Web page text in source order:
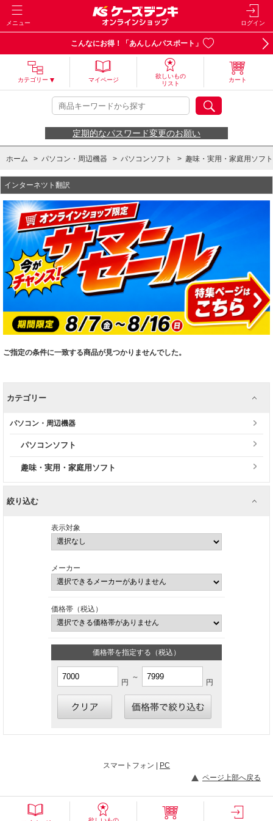
メニュー ログイン
こんなにお得！「あんしんパスポート」
カテゴリー マイページ
欲しいもの
リスト
カート
定期的なパスワード変更のお願い
ホーム > パソコン・周辺機器 > パソコンソフト > 趣味・実用・家庭用ソフト
インターネツト翻訳
ご指定の条件に一致する商品が見つかりませんでした。
カテゴリー
パソコン・周辺機器
パソコンソフト
趣味・実用・家庭用ソフト
絞り込む
表示対象
メーカー
価格帯（税込）
価格帯を指定する（税込）
円
～
円
スマートフォン | PC
ページ上部へ戻る